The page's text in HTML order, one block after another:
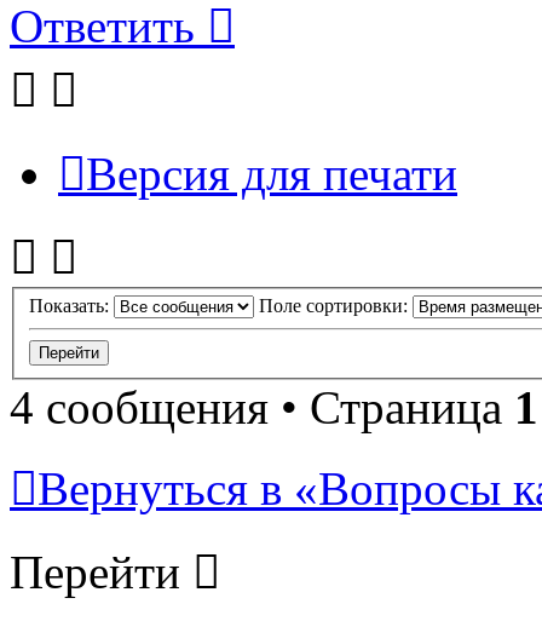
Ответить
Версия для печати
Показать: Поле сортировки:
4 сообщения • Страница 1
Вернуться в «Вопросы
Перейти